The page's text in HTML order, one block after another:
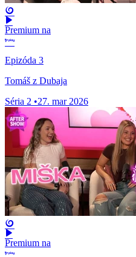
Premium na
Epizóda 3
Tomáš z Dubaja
Séria 2 •27. mar 2026
Premium na